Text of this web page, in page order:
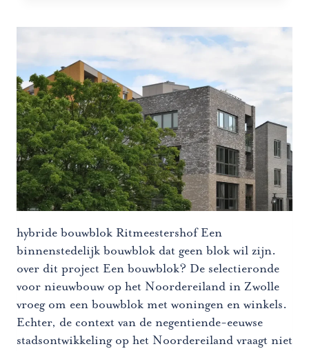
hybride bouwblok Ritmeestershof Een
binnenstedelijk bouwblok dat geen blok wil zijn.
over dit project Een bouwblok? De selectieronde
voor nieuwbouw op het Noordereiland in Zwolle
vroeg om een bouwblok met woningen en winkels.
Echter, de context van de negentiende-eeuwse
stadsontwikkeling op het Noordereiland vraagt niet